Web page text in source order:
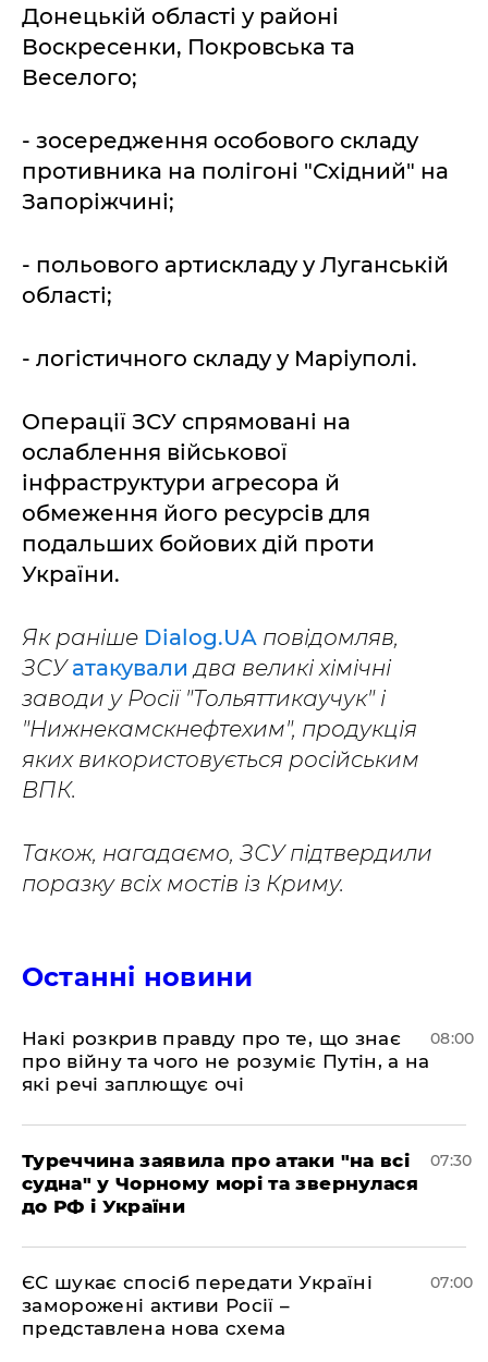
Донецькій області у районі
Воскресенки, Покровська та
Веселого;
- зосередження особового складу
противника на полігоні "Східний" на
Запоріжчині;
- польового артискладу у Луганській
області;
- логістичного складу у Маріуполі.
Операції ЗСУ спрямовані на
ослаблення військової
інфраструктури агресора й
обмеження його ресурсів для
подальших бойових дій проти
України.
Як раніше Dialog.UA повідомляв,
ЗСУатакували два великі хімічні
заводи у Росії "Тольяттикаучук" і
"Нижнекамскнефтехим", продукція
яких використовується російським
ВПК.
Також, нагадаємо, ЗСУ підтвердили
поразку всіх мостів із Криму.
Останні новини
Накі розкрив правду про те, що знає
про війну та чого не розуміє Путін, а на
які речі заплющує очі
08:00
Туреччина заявила про атаки "на всі
судна" у Чорному морі та звернулася
до РФ і України
07:30
ЄС шукає спосіб передати Україні
заморожені активи Росії –
представлена ​​нова схема
07:00